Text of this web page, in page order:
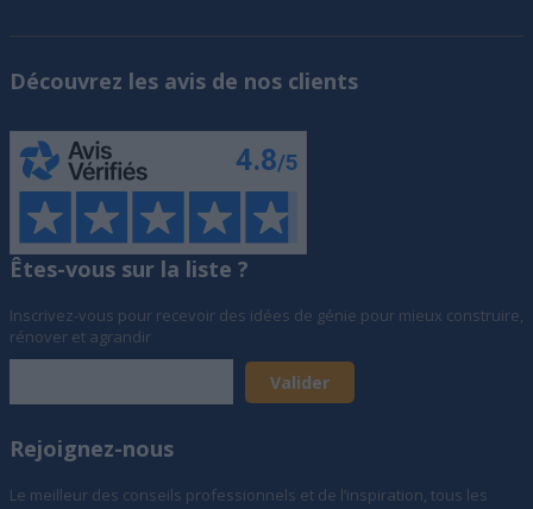
Découvrez les avis de nos clients
Êtes-vous sur la liste ?
Inscrivez-vous pour recevoir des idées de génie pour mieux construire,
rénover et agrandir
Rejoignez-nous
Le meilleur des conseils professionnels et de l’inspiration, tous les